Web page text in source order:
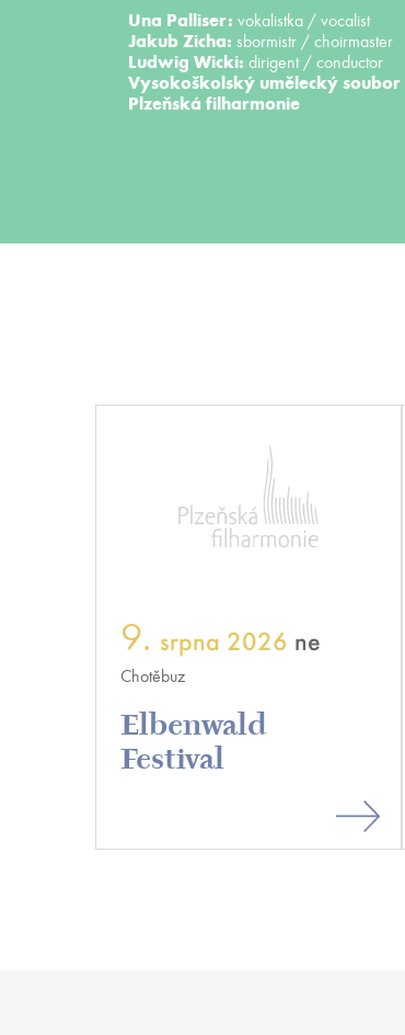
Una Palliser: vokalistka / vocalist
Jakub Zicha: sbormistr / choirmaster
Ludwig Wicki: dirigent / conductor
Vysokoškolský umělecký soubor
Plzeňská filharmonie
Elbenwald
Festival
9. srpna 2026 ne
Chotěbuz